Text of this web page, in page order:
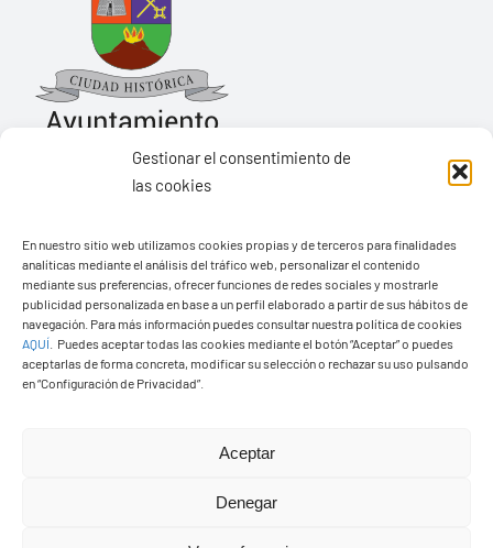
Gestionar el consentimiento de
las cookies
En nuestro sitio web utilizamos cookies propias y de terceros para finalidades
analíticas mediante el análisis del tráfico web, personalizar el contenido
mediante sus preferencias, ofrecer funciones de redes sociales y mostrarle
publicidad personalizada en base a un perfil elaborado a partir de sus hábitos de
navegación. Para más información puedes consultar nuestra política de cookies
AQUÍ
Puedes aceptar todas las cookies mediante el botón “Aceptar” o puedes
aceptarlas de forma concreta, modificar su selección o rechazar su uso pulsando
en “Configuración de Privacidad”.
Aceptar
Denegar
Pza. de Los Remedios, 1
35570 – Yaiza
Tel:928 83 62 20
© Copyright2026 Ayuntamiento de Yaiza - Todos los